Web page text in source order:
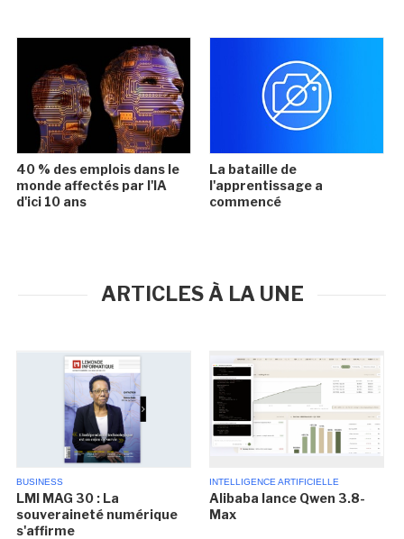
40 % des emplois dans le
monde affectés par l'IA
d'ici 10 ans
La bataille de
l'apprentissage a
commencé
ARTICLES À LA UNE
BUSINESS
LMI MAG 30 : La
souveraineté numérique
s'affirme
INTELLIGENCE ARTIFICIELLE
Alibaba lance Qwen 3.8-
Max